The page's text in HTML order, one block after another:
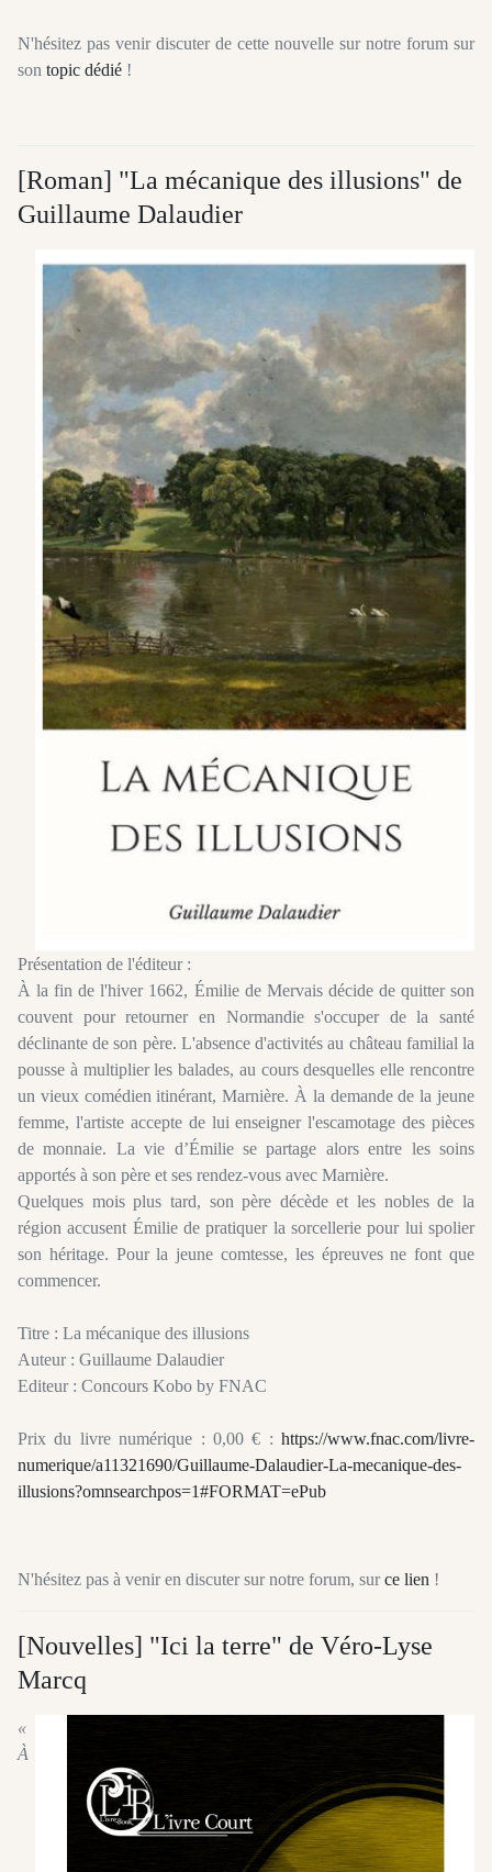
N'hésitez pas venir discuter de cette nouvelle sur notre forum sur
son topic dédié !
[Roman] "La mécanique des illusions" de
Guillaume Dalaudier
Présentation de l'éditeur :
À la fin de l'hiver 1662, Émilie de Mervais décide de quitter son
couvent pour retourner en Normandie s'occuper de la santé
déclinante de son père. L'absence d'activités au château familial la
pousse à multiplier les balades, au cours desquelles elle rencontre
un vieux comédien itinérant, Marnière. À la demande de la jeune
femme, l'artiste accepte de lui enseigner l'escamotage des pièces
de monnaie. La vie d’Émilie se partage alors entre les soins
apportés à son père et ses rendez-vous avec Marnière.
Quelques mois plus tard, son père décède et les nobles de la
région accusent Émilie de pratiquer la sorcellerie pour lui spolier
son héritage. Pour la jeune comtesse, les épreuves ne font que
commencer.
Titre : La mécanique des illusions
Auteur : Guillaume Dalaudier
Editeur : Concours Kobo by FNAC
Prix du livre numérique : 0,00 € : https://www.fnac.com/livre-
numerique/a11321690/Guillaume-Dalaudier-La-mecanique-des-
illusions?omnsearchpos=1#FORMAT=ePub
N'hésitez pas à venir en discuter sur notre forum, surce lien !
[Nouvelles] "Ici la terre" de Véro-Lyse
Marcq
«
À